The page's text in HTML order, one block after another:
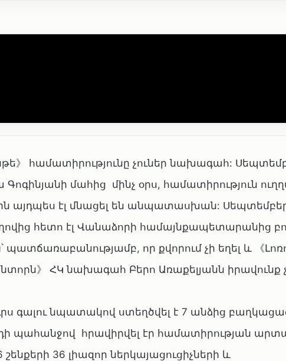
》 համատիրությունը չուներ նախագահ:
մահից մինչ օրս, համատիրություն
այդպես էլ մնացել են անպատասխան:
հետո էլ Վանաձորի համայնքապետարանից
պատճառաբանությամբ, որ քվորում չի եղել և 《
》 ՀԿ նախագահ Բերո Առաքելյանն իրավունք
գալու նպատակով ստեղծվել է 7 անձից
պահանջով հրավիրվել էր համատիրության
36 լիազոր ներկայացուցիչների և